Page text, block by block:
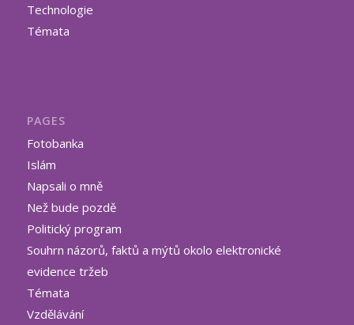
Technologie
Témata
PAGES
Fotobanka
Islám
Napsali o mně
Než bude pozdě
Politický program
Souhrn názorů, faktů a mýtů okolo elektronické
evidence tržeb
Témata
Vzdělávání